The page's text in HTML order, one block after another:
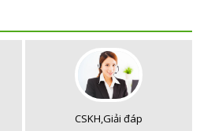
CSKH,Giải đáp